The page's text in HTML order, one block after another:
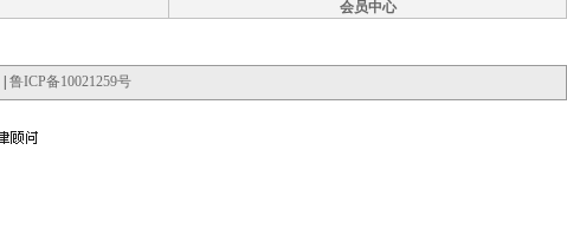
会员中心
鲁ICP备10021259号